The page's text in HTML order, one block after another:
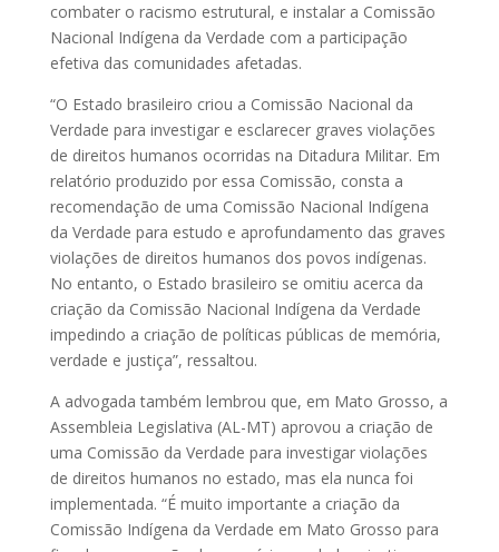
combater o racismo estrutural, e instalar a Comissão
Nacional Indígena da Verdade com a participação
efetiva das comunidades afetadas.
“O Estado brasileiro criou a Comissão Nacional da
Verdade para investigar e esclarecer graves violações
de direitos humanos ocorridas na Ditadura Militar. Em
relatório produzido por essa Comissão, consta a
recomendação de uma Comissão Nacional Indígena
da Verdade para estudo e aprofundamento das graves
violações de direitos humanos dos povos indígenas.
No entanto, o Estado brasileiro se omitiu acerca da
criação da Comissão Nacional Indígena da Verdade
impedindo a criação de políticas públicas de memória,
verdade e justiça”, ressaltou.
A advogada também lembrou que, em Mato Grosso, a
Assembleia Legislativa (AL-MT) aprovou a criação de
uma Comissão da Verdade para investigar violações
de direitos humanos no estado, mas ela nunca foi
implementada. “É muito importante a criação da
Comissão Indígena da Verdade em Mato Grosso para